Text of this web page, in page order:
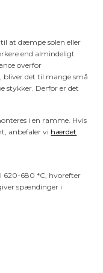
at dæmpe solen eller
end almindeligt
overfor
bliver det til mange små
stykker. Derfor er det
i en ramme. Hvis
anbefaler vi hærdet
620-680 *C, hvorefter
spændinger i